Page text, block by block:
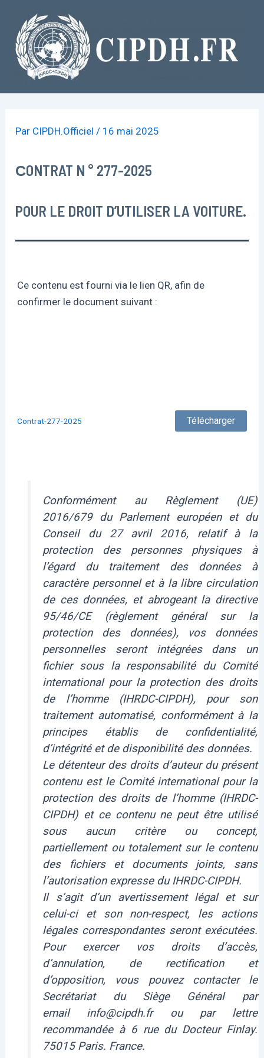
contenu
Par CIPDH.Officiel/ 16 mai 2025
СONTRAT N ° 277-2025
POUR LE DROIT D’UTILISER LA VOITURE.
Ce contenu est fourni via le lien QR, afin de
confirmer le document suivant :
Сontrat-277-2025 Télécharger
Conformément au Règlement (UE)
2016/679 du Parlement européen et du
Conseil du 27 avril 2016, relatif à la
protection des personnes physiques à
l’égard du traitement des données à
caractère personnel et à la libre circulation
de ces données, et abrogeant la directive
95/46/CE (règlement général sur la
protection des données), vos données
personnelles seront intégrées dans un
fichier sous la responsabilité du Comité
international pour la protection des droits
de l’homme (IHRDC-CIPDH), pour son
traitement automatisé, conformément à la
principes établis de confidentialité,
d’intégrité et de disponibilité des données.
Le détenteur des droits d’auteur du présent
contenu est le Comité international pour la
protection des droits de l’homme (IHRDC-
CIPDH) et ce contenu ne peut être utilisé
sous aucun critère ou concept,
partiellement ou totalement sur le contenu
des fichiers et documents joints, sans
l’autorisation expresse du IHRDC-CIPDH.
Il s’agit d’un avertissement légal et sur
celui-ci et son non-respect, les actions
légales correspondantes seront exécutées.
Pour exercer vos droits d’accès,
d’annulation, de rectification et
d’opposition, vous pouvez contacter le
Secrétariat du Siège Général par
email info@cipdh.fr ou par lettre
recommandée à 6 rue du Docteur Finlay.
75015 Paris. France.